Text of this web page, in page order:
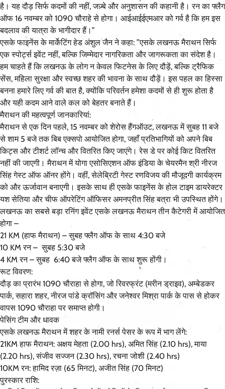
है। यह दौड़ सिर्फ कदमों की नहीं, जज़्बे और अनुशासन की कहानी है। रन का फ्लैग
ऑफ 16 नवम्बर को 1090 चौराहे से होगा। आईआईईएमआर को गर्व है कि हम इस
बदलाव की यात्रा के भागीदार हैं।”
एसके फाइनेंस के मार्केटिंग हेड अंशुल जैन ने कहा: ”एसके लखनऊ मैराथन सिर्फ
एक स्पोर्ट्स इवेंट नहीं, बल्कि जिम्मेदार नागरिकता और जागरूकता का संदेश है।
हम चाहते हैं कि लखनऊ के लोग न केवल फिटनेस के लिए दौड़ें, बल्कि ट्रैफिक
सेंस, महिला सुरक्षा और स्वच्छ शहर की भावना के साथ दौड़ें। इस पहल का हिस्सा
बनना हमारे लिए गर्व की बात है, क्योंकि परिवर्तन हमेशा कदमों से ही शुरू होता है
और यही कदम आने वाले कल को बेहतर बनाते हैं।
मैराथन की महत्वपूर्ण जानकारियां:
मैराथन से एक दिन पहले, 15 नवम्बर को शेरोस हैंगऑउट, लखनऊ में सुबह 11 बजे
से शाम 5 बजे तक बिब एक्सपो आयोजित होगा, जहाँ प्रतिभागियों को अपने बिब
किट्स और टीशर्ट लॉन्च और वितरित किए जाएंगे। रेस डे पर कोई किट वितरित
नहीं की जाएगी। मैराथन में योगा एसोसिएशन ऑफ इंडिया के चेयरमैन श्री नीरज
सिंह गेस्ट ऑफ ऑनर होंगे। वहीं, सेलेब्रिटी गेस्ट रणविजय की मौजूदगी कार्यक्रम
को और ऊर्जावान बनाएगी। इसके साथ ही एसके फाइनेंस के होल टाइम डायरेक्टर
यश सेतिया और चीफ ऑपरेटिंग ऑफिसर अमनप्रीत सिंह बत्रा भी उपस्थित होंगे।
लखनऊ का सबसे बड़ा रनिंग इवेंट एसके लखनऊ मैराथन तीन कैटेगरी में आयोजित
होगा –
21 KM (हाफ मैराथन) – सुबह फ्लैग ऑफ के साथ 4:30 बजे
10 KM रन – सुबह 5:30 बजे
4 KM रन – सुबह 6:40 बजे फ्लैग ऑफ के साथ शुरू होंगी।
रूट विवरण:
दौड़ का प्रारंभ 1090 चौराहा से होगा, जो रिवरफ्रंट (मरीन ड्राइव), अम्बेडकर
पार्क, सहारा शहर, नीरज पांडे क्रॉसिंग और जनेश्वर मिश्रा पार्क के पास से होकर
वापस 1090 चौराहा पर समाप्त होगी।
पेसिंग टीम और धावक
एसके लखनऊ मैराथन में शहर के नामी रनर्स पेसर के रूप में भाग लेंगे:
21KM हाफ मैराथन: अक्षय मेहता (2.00 hrs), अमित सिंह (2.10 hrs), माया
(2.20 hrs), संजीव सज्जन (2.30 hrs), रचना जोशी (2.40 hrs)
10KM रन: हामिद रज़ा (65 मिनट), अजीत सिंह (70 मिनट)
पुरस्कार राशि: